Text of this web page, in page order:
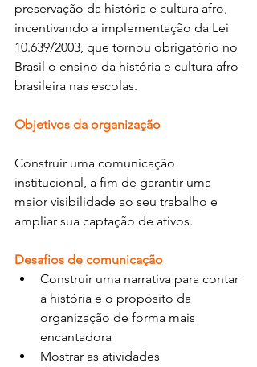
preservação da história e cultura afro,
incentivando a implementação da Lei
10.639/2003, que tornou obrigatório no
Brasil o ensino da história e cultura afro-
brasileira nas escolas.
Objetivos da organização
Construir uma comunicação
institucional, a fim de garantir uma
maior visibilidade ao seu trabalho e
ampliar sua captação de ativos.
Desafios de comunicação
Construir uma narrativa para contar
a história e o propósito da
organização de forma mais
encantadora
Mostrar as atividades